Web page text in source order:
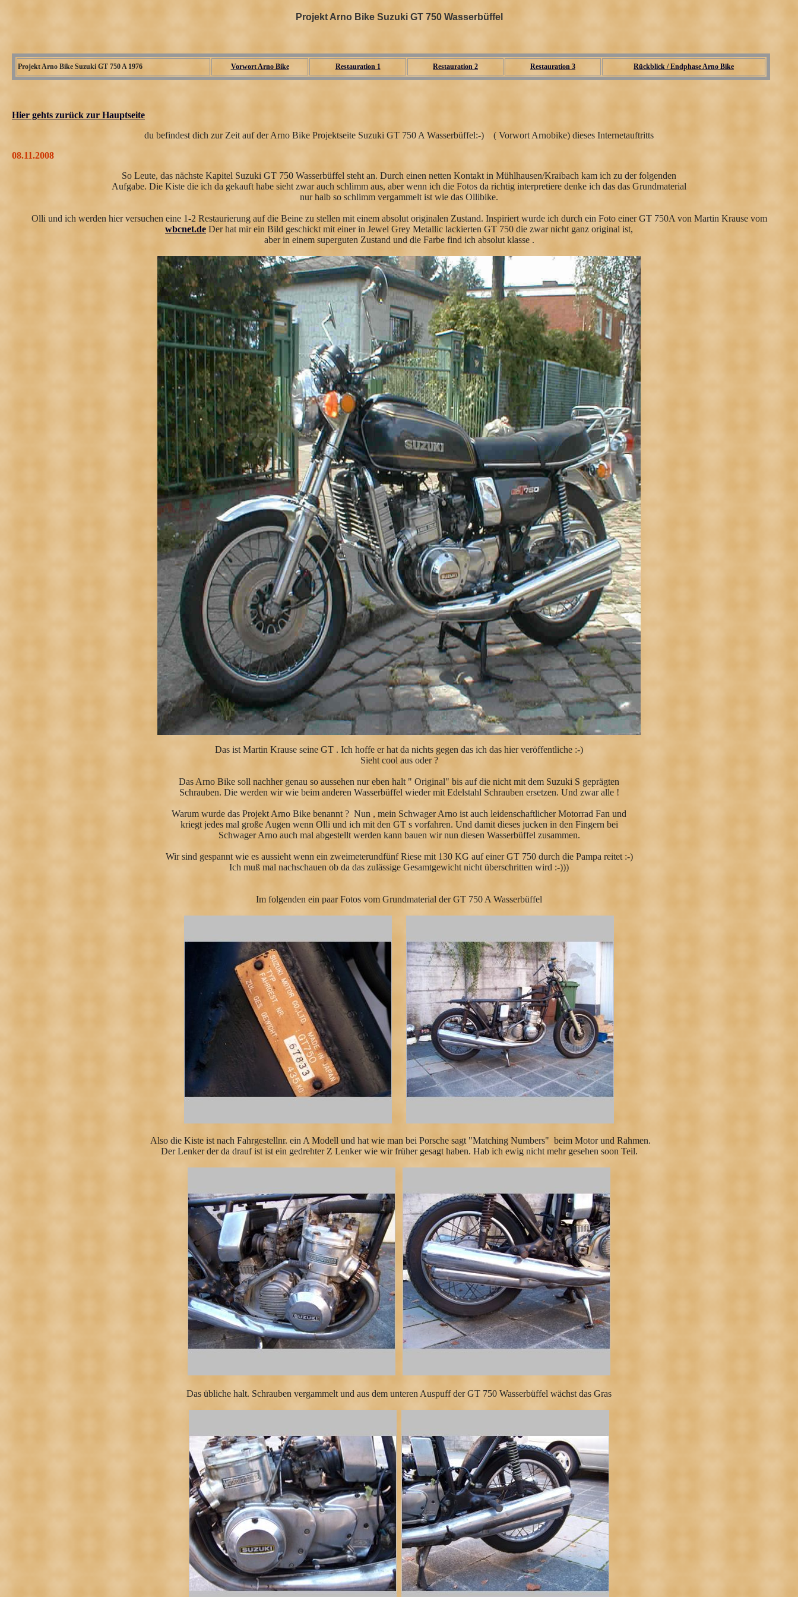
Projekt Arno Bike Suzuki GT 750 Wasserbüffel
Projekt Arno Bike Suzuki GT 750 A 1976 Vorwort Arno Bike Restauration 1 Restauration 2 Restauration 3 Rückblick / Endphase Arno Bike
Hier gehts zurück zur Hauptseite
du befindest dich zur Zeit auf der Arno Bike Projektseite Suzuki GT 750 A Wasserbüffel:-) ( Vorwort Arnobike) dieses Internetauftritts
08.11.2008
So Leute, das nächste Kapitel Suzuki GT 750 Wasserbüffel steht an. Durch einen netten Kontakt in Mühlhausen/Kraibach kam ich zu der folgenden
Aufgabe. Die Kiste die ich da gekauft habe sieht zwar auch schlimm aus, aber wenn ich die Fotos da richtig interpretiere denke ich das das Grundmaterial
nur halb so schlimm vergammelt ist wie das Ollibike.
Olli und ich werden hier versuchen eine 1-2 Restaurierung auf die Beine zu stellen mit einem absolut originalen Zustand. Inspiriert wurde ich durch ein Foto einer GT 750A von Martin Krause vom
wbcnet.de Der hat mir ein Bild geschickt mit einer in Jewel Grey Metallic lackierten GT 750 die zwar nicht ganz original ist,
aber in einem superguten Zustand und die Farbe find ich absolut klasse .
Das ist Martin Krause seine GT . Ich hoffe er hat da nichts gegen das ich das hier veröffentliche :-)
Sieht cool aus oder ?
Das Arno Bike soll nachher genau so aussehen nur eben halt " Original" bis auf die nicht mit dem Suzuki S geprägten
Schrauben. Die werden wir wie beim anderen Wasserbüffel wieder mit Edelstahl Schrauben ersetzen. Und zwar alle !
Warum wurde das Projekt Arno Bike benannt ? Nun , mein Schwager Arno ist auch leidenschaftlicher Motorrad Fan und
kriegt jedes mal große Augen wenn Olli und ich mit den GT s vorfahren. Und damit dieses jucken in den Fingern bei
Schwager Arno auch mal abgestellt werden kann bauen wir nun diesen Wasserbüffel zusammen.
Wir sind gespannt wie es aussieht wenn ein zweimeterundfünf Riese mit 130 KG auf einer GT 750 durch die Pampa reitet :-)
Ich muß mal nachschauen ob da das zulässige Gesamtgewicht nicht überschritten wird :-)))
Im folgenden ein paar Fotos vom Grundmaterial der GT 750 A Wasserbüffel
Also die Kiste ist nach Fahrgestellnr. ein A Modell und hat wie man bei Porsche sagt "Matching Numbers" beim Motor und Rahmen.
Der Lenker der da drauf ist ist ein gedrehter Z Lenker wie wir früher gesagt haben. Hab ich ewig nicht mehr gesehen soon Teil.
Das übliche halt. Schrauben vergammelt und aus dem unteren Auspuff der GT 750 Wasserbüffel wächst das Gras